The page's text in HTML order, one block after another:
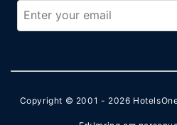
Copyright © 2001 - 2026